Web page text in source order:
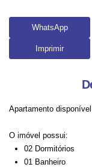
WhatsApp
Imprimir
Apartamento
O imóvel possui:
02 Dormitórios
01 Banheiro